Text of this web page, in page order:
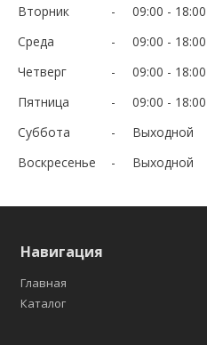
Вторник
09:00
18:00
Среда
09:00
18:00
Четверг
09:00
18:00
Пятница
09:00
18:00
Суббота
Выходной
Воскресенье
Выходной
Навигация
Главная
Каталог